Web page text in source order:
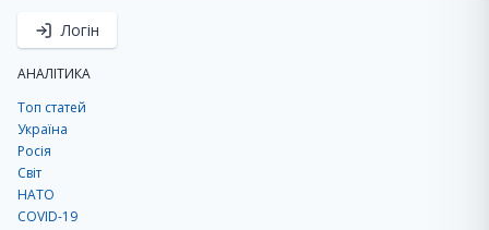
Логін
АНАЛІТИКА
Топ статей
Україна
Росія
Світ
НАТО
COVID-19